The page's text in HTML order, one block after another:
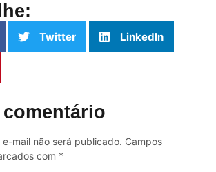
Twitter LinkedIn
mail não será publicado. Campos
com *